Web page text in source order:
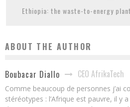
Ethiopia: the waste-to-energy
ABOUT THE AUTHOR
Boubacar Diallo CEO AfrikaTech
Comme beaucoup de personnes j’ai
stéréotypes : l’Afrique est pauvre, il y